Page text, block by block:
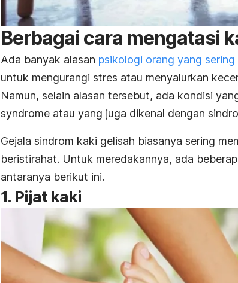
Berbagai cara mengatasi
Ada banyak alasan psikologi orang yang
untuk mengurangi stres atau menyalurkan
Namun, selain alasan tersebut, ada kondisi
syndrome atau yang juga dikenal dengan
Gejala sindrom kaki gelisah biasanya sering
beristirahat. Untuk meredakannya, ada
antaranya berikut ini.
1. Pijat kaki